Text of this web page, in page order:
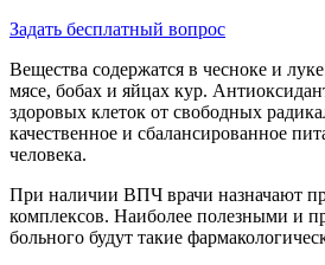
Задать бесплатный вопрос
Вещества содержатся в чесноке и
мясе, бобах и яйцах кур.
здоровых клеток от свободных
качественное и сбалансированное
человека.
При наличии ВПЧ врачи назначают
комплексов. Наиболее полезными и
больного будут такие